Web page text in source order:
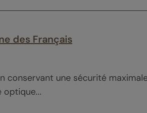
des Français
conservant une sécurité
optique...